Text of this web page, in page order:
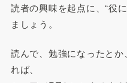
読者の興味を起点に、“役
ましょう。
読んで、勉強になったと
れば、